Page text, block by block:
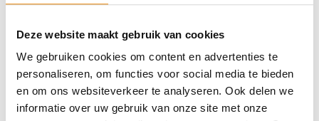
Deze website maakt gebruik van cookies
We gebruiken cookies om content en advertenties te
personaliseren, om functies voor social media te bieden
en om ons websiteverkeer te analyseren. Ook delen we
informatie over uw gebruik van onze site met onze
Heb je nog geen account?
Maak dan een nieuw account aan
Maak een nieuw account aan